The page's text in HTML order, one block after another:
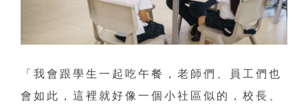
「我會跟學生一起吃午餐，老師們、員工們也
會如此，這裡就好像一個小社區似的，校長、